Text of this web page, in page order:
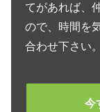
てがあれば、
ので、時間を
合わせ下さい。
今